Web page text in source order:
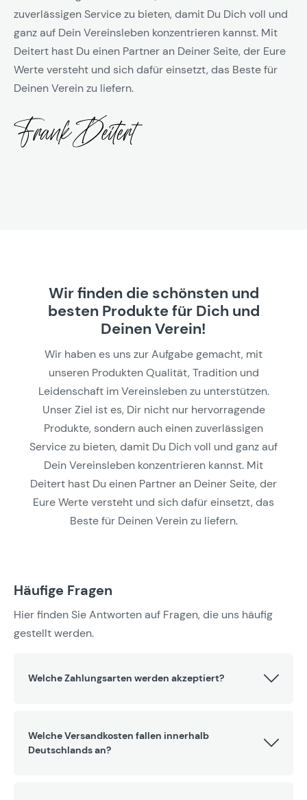
zuverlässigen Service zu bieten, damit Du Dich voll und
ganz auf Dein Vereinsleben konzentrieren kannst. Mit
Deitert hast Du einen Partner an Deiner Seite, der Eure
Werte versteht und sich dafür einsetzt, das Beste für
Deinen Verein zu liefern.
Wir finden die schönsten und
besten Produkte für Dich und
Deinen Verein!
Wir haben es uns zur Aufgabe gemacht, mit
unseren Produkten Qualität, Tradition und
Leidenschaft im Vereinsleben zu unterstützen.
Unser Ziel ist es, Dir nicht nur hervorragende
Produkte, sondern auch einen zuverlässigen
Service zu bieten, damit Du Dich voll und ganz auf
Dein Vereinsleben konzentrieren kannst. Mit
Deitert hast Du einen Partner an Deiner Seite, der
Eure Werte versteht und sich dafür einsetzt, das
Beste für Deinen Verein zu liefern.
Häufige Fragen
Hier finden Sie Antworten auf Fragen, die uns häufig
gestellt werden.
Welche Zahlungsarten werden akzeptiert?
Welche Versandkosten fallen innerhalb
Deutschlands an?